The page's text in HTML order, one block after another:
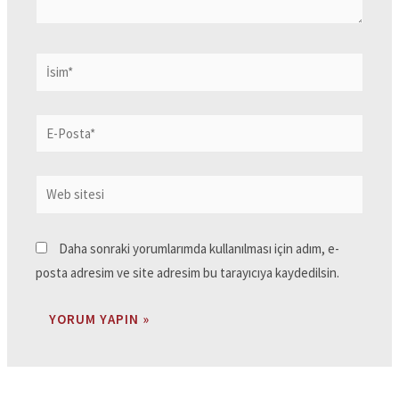
Daha sonraki yorumlarımda kullanılması için adım, e-
posta adresim ve site adresim bu tarayıcıya kaydedilsin.